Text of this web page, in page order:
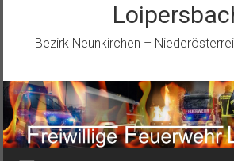
Bezirk Neunkirchen –